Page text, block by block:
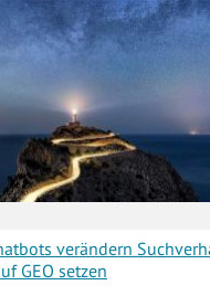
verändern
GEO setzen